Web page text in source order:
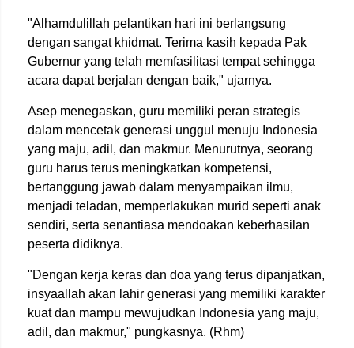
"Alhamdulillah pelantikan hari ini berlangsung
dengan sangat khidmat. Terima kasih kepada Pak
Gubernur yang telah memfasilitasi tempat sehingga
acara dapat berjalan dengan baik," ujarnya.
Asep menegaskan, guru memiliki peran strategis
dalam mencetak generasi unggul menuju Indonesia
yang maju, adil, dan makmur. Menurutnya, seorang
guru harus terus meningkatkan kompetensi,
bertanggung jawab dalam menyampaikan ilmu,
menjadi teladan, memperlakukan murid seperti anak
sendiri, serta senantiasa mendoakan keberhasilan
peserta didiknya.
"Dengan kerja keras dan doa yang terus dipanjatkan,
insyaallah akan lahir generasi yang memiliki karakter
kuat dan mampu mewujudkan Indonesia yang maju,
adil, dan makmur," pungkasnya. (Rhm)